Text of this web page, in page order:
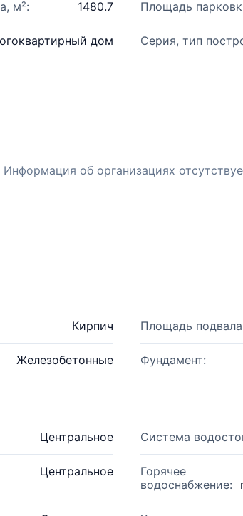
м²: 1480.7 Площадь
дом Серия, тип
Информация об организациях
Кирпич Площадь
Железобетонные Фундамент:
Центральное Система
Центральное
Горячее
водоснабжение: